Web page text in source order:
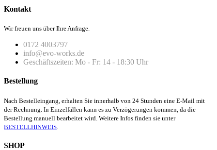
Kontakt
Wir freuen uns über Ihre Anfrage.
0172 4003797
info@evo-works.de
Geschäftszeiten: Mo - Fr: 14 - 18:30 Uhr
Bestellung
Nach Bestelleingang, erhalten Sie innerhalb von 24 Stunden eine E-Mail mit
der Rechnung. In Einzelfällen kann es zu Verzögerungen kommen, da die
Bestellung manuell bearbeitet wird. Weitere Infos finden sie unter
BESTELLHINWEIS
SHOP